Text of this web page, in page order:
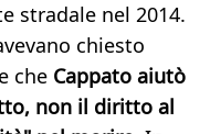
stradale nel 2014.
chiesto
che Cappato aiutò
non il diritto al